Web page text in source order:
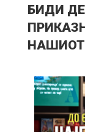
БИДИ